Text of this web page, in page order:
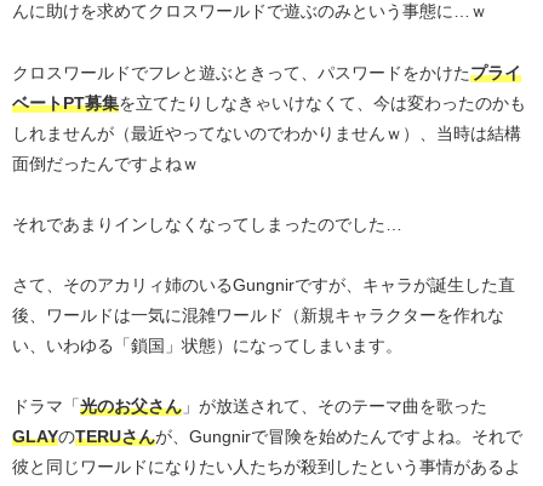
んに助けを求めてクロスワールドで遊ぶのみという事態に…ｗ
クロスワールドでフレと遊ぶときって、パスワードをかけたプライ
ベートPT募集を立てたりしなきゃいけなくて、今は変わったのかも
しれませんが（最近やってないのでわかりませんｗ）、当時は結構
面倒だったんですよねｗ
それであまりインしなくなってしまったのでした…
さて、そのアカリィ姉のいるGungnirですが、キャラが誕生した直
後、ワールドは一気に混雑ワールド（新規キャラクターを作れな
い、いわゆる「鎖国」状態）になってしまいます。
ドラマ「光のお父さん 」が放送されて、そのテーマ曲を歌った
GLAYのTERUさんが、Gungnirで冒険を始めたんですよね。それで
彼と同じワールドになりたい人たちが殺到したという事情があるよ